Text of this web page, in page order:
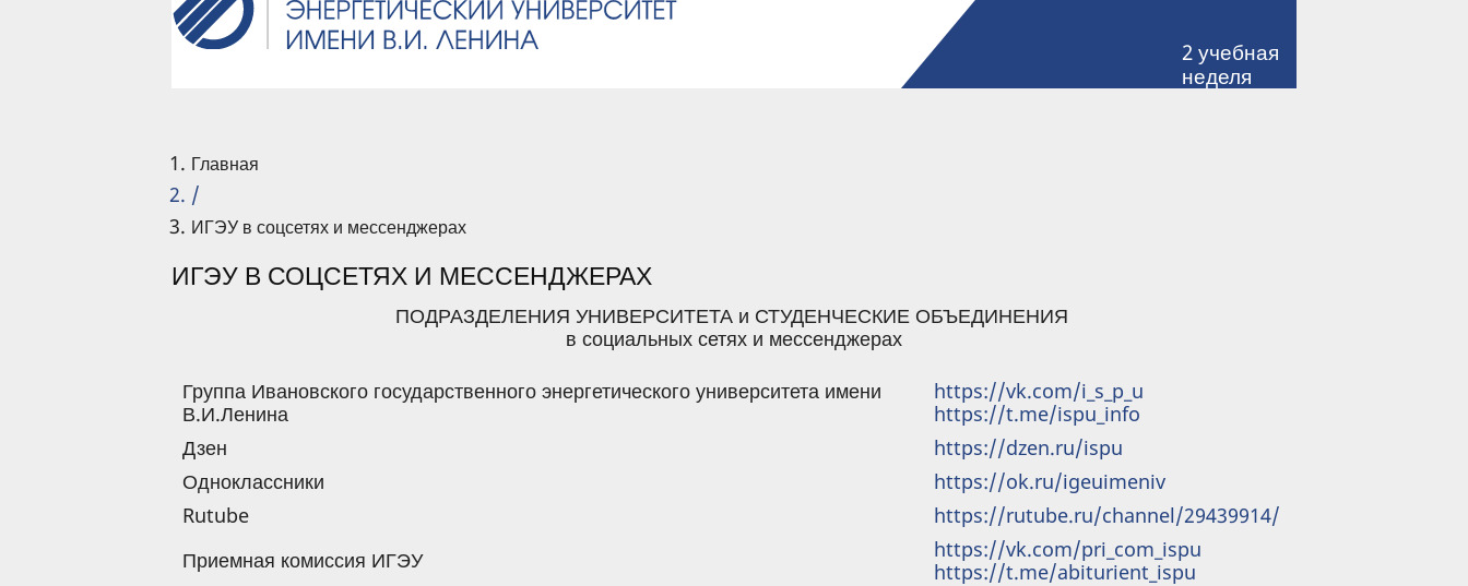
2учебная
неделя
Главная
/
ИГЭУ в соцсетях и мессенджерах
ИГЭУ В СОЦСЕТЯХ И МЕССЕНДЖЕРАХ
ПОДРАЗДЕЛЕНИЯ УНИВЕРСИТЕТА и СТУДЕНЧЕСКИЕ ОБЪЕДИНЕНИЯ
в социальных сетях и мессенджерах
Группа Ивановского государственного энергетического университета имени
В.И.Ленина
https://vk.com/i_s_p_u
https://t.me/ispu_info
Дзен
https://dzen.ru/ispu
Одноклассники
https://ok.ru/igeuimeniv
Rutube
https://rutube.ru/channel/29439914/
Приемная комиссия ИГЭУ
https://vk.com/pri_com_ispu
https://t.me/abiturient_ispu